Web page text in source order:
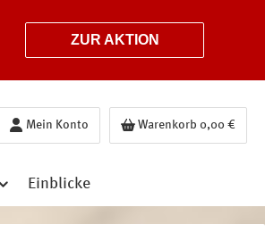
ZUR AKTION
Mein Konto Warenkorb 0,00 €
Einblicke